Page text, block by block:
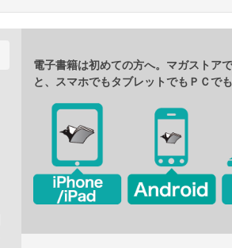
電子書籍は初めての方へ。マガストア
と、スマホでもタブレットでもＰＣで